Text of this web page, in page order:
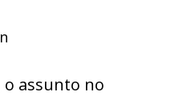
o assunto no